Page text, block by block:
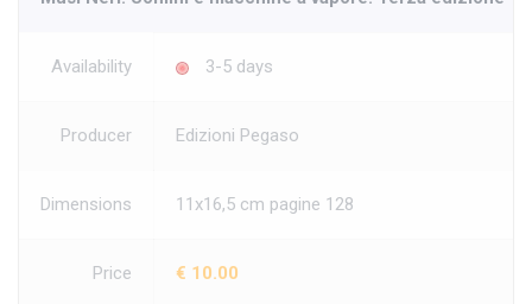
Availability 3-5 days
Producer Edizioni Pegaso
Dimensions 11x16,5 cm pagine 128
Price € 10.00